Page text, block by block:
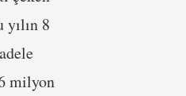
8
milyon